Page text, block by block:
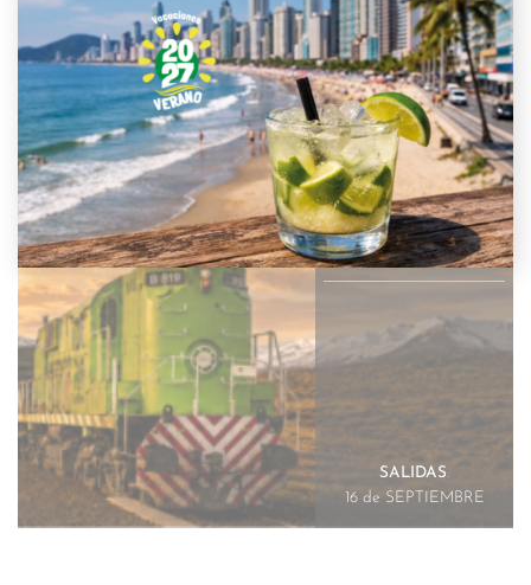
6 NOCHES
TREN PATAGONICO
CON LAS GRUTAS
SALIDAS.
16 de SEPTIEMBRE